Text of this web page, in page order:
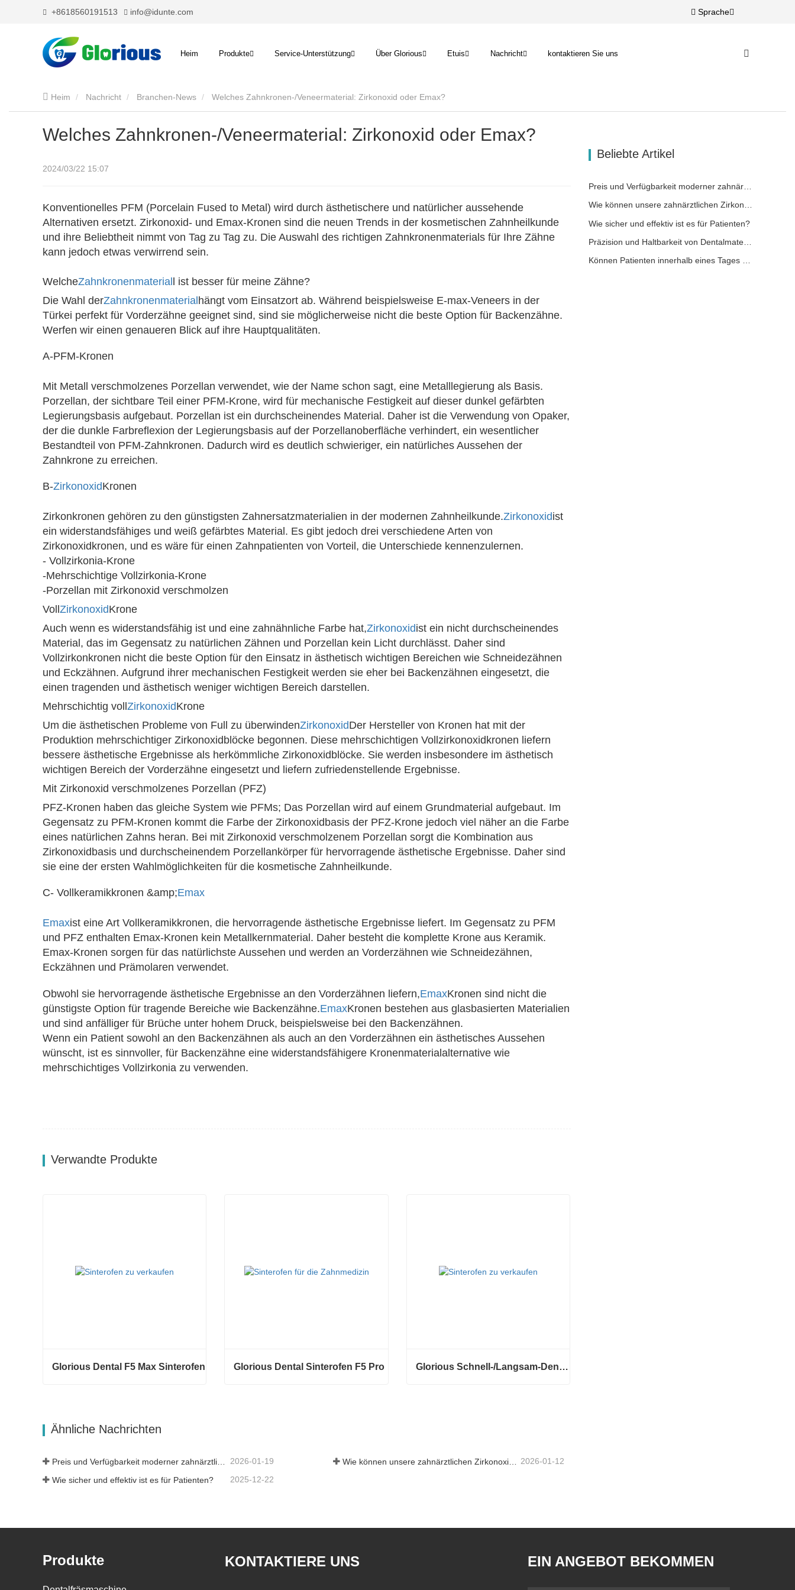
+8618560191513 info@idunte.com Sprache
Heim Produkte Service-Unterstützung Über Glorious Etuis Nachricht kontaktieren Sie uns
Heim Nachricht Branchen-News Welches Zahnkronen-/Veneermaterial: Zirkonoxid oder Emax?
Welches Zahnkronen-/Veneermaterial: Zirkonoxid oder Emax?
2024/03/22 15:07
Konventionelles PFM (Porcelain Fused to Metal) wird durch ästhetischere und natürlicher aussehende
Alternativen ersetzt. Zirkonoxid- und Emax-Kronen sind die neuen Trends in der kosmetischen Zahnheilkunde
und ihre Beliebtheit nimmt von Tag zu Tag zu. Die Auswahl des richtigen Zahnkronenmaterials für Ihre Zähne
kann jedoch etwas verwirrend sein.
WelcheZahnkronenmateriall ist besser für meine Zähne?
Die Wahl derZahnkronenmaterialhängt vom Einsatzort ab. Während beispielsweise E-max-Veneers in der
Türkei perfekt für Vorderzähne geeignet sind, sind sie möglicherweise nicht die beste Option für Backenzähne.
Werfen wir einen genaueren Blick auf ihre Hauptqualitäten.
A-PFM-Kronen
Mit Metall verschmolzenes Porzellan verwendet, wie der Name schon sagt, eine Metalllegierung als Basis.
Porzellan, der sichtbare Teil einer PFM-Krone, wird für mechanische Festigkeit auf dieser dunkel gefärbten
Legierungsbasis aufgebaut. Porzellan ist ein durchscheinendes Material. Daher ist die Verwendung von Opaker,
der die dunkle Farbreflexion der Legierungsbasis auf der Porzellanoberfläche verhindert, ein wesentlicher
Bestandteil von PFM-Zahnkronen. Dadurch wird es deutlich schwieriger, ein natürliches Aussehen der
Zahnkrone zu erreichen.
B-ZirkonoxidKronen
Zirkonkronen gehören zu den günstigsten Zahnersatzmaterialien in der modernen Zahnheilkunde.Zirkonoxidist
ein widerstandsfähiges und weiß gefärbtes Material. Es gibt jedoch drei verschiedene Arten von
Zirkonoxidkronen, und es wäre für einen Zahnpatienten von Vorteil, die Unterschiede kennenzulernen.
- Vollzirkonia-Krone
-Mehrschichtige Vollzirkonia-Krone
-Porzellan mit Zirkonoxid verschmolzen
VollZirkonoxidKrone
Auch wenn es widerstandsfähig ist und eine zahnähnliche Farbe hat,Zirkonoxidist ein nicht durchscheinendes
Material, das im Gegensatz zu natürlichen Zähnen und Porzellan kein Licht durchlässt. Daher sind
Vollzirkonkronen nicht die beste Option für den Einsatz in ästhetisch wichtigen Bereichen wie Schneidezähnen
und Eckzähnen. Aufgrund ihrer mechanischen Festigkeit werden sie eher bei Backenzähnen eingesetzt, die
einen tragenden und ästhetisch weniger wichtigen Bereich darstellen.
Mehrschichtig vollZirkonoxidKrone
Um die ästhetischen Probleme von Full zu überwindenZirkonoxidDer Hersteller von Kronen hat mit der
Produktion mehrschichtiger Zirkonoxidblöcke begonnen. Diese mehrschichtigen Vollzirkonoxidkronen liefern
bessere ästhetische Ergebnisse als herkömmliche Zirkonoxidblöcke. Sie werden insbesondere im ästhetisch
wichtigen Bereich der Vorderzähne eingesetzt und liefern zufriedenstellende Ergebnisse.
Mit Zirkonoxid verschmolzenes Porzellan (PFZ)
PFZ-Kronen haben das gleiche System wie PFMs; Das Porzellan wird auf einem Grundmaterial aufgebaut. Im
Gegensatz zu PFM-Kronen kommt die Farbe der Zirkonoxidbasis der PFZ-Krone jedoch viel näher an die Farbe
eines natürlichen Zahns heran. Bei mit Zirkonoxid verschmolzenem Porzellan sorgt die Kombination aus
Zirkonoxidbasis und durchscheinendem Porzellankörper für hervorragende ästhetische Ergebnisse. Daher sind
sie eine der ersten Wahlmöglichkeiten für die kosmetische Zahnheilkunde.
C- Vollkeramikkronen &amp;Emax
Emaxist eine Art Vollkeramikkronen, die hervorragende ästhetische Ergebnisse liefert. Im Gegensatz zu PFM
und PFZ enthalten Emax-Kronen kein Metallkernmaterial. Daher besteht die komplette Krone aus Keramik.
Emax-Kronen sorgen für das natürlichste Aussehen und werden an Vorderzähnen wie Schneidezähnen,
Eckzähnen und Prämolaren verwendet.
Obwohl sie hervorragende ästhetische Ergebnisse an den Vorderzähnen liefern,EmaxKronen sind nicht die
günstigste Option für tragende Bereiche wie Backenzähne.EmaxKronen bestehen aus glasbasierten Materialien
und sind anfälliger für Brüche unter hohem Druck, beispielsweise bei den Backenzähnen.
Wenn ein Patient sowohl an den Backenzähnen als auch an den Vorderzähnen ein ästhetisches Aussehen
wünscht, ist es sinnvoller, für Backenzähne eine widerstandsfähigere Kronenmaterialalternative wie
mehrschichtiges Vollzirkonia zu verwenden.
Verwandte Produkte
Glorious Dental F5 Max Sinterofen Glorious Dental Sinterofen F5 Pro Glorious Schnell-/Langsam-Dental-Sinterofen
Ähnliche Nachrichten
2026-01-19 Wie können unsere zahnärztlichen Zirkonoxid-Werkstoffe zu Ihrem Erfolg beitragen? 2026-01-12
Wie sicher und effektiv ist es für Patienten? 2025-12-22
Beliebte Artikel
Preis und Verfügbarkeit moderner zahnärztlicher Lösungen
Wie können unsere zahnärztlichen Zirkonoxid-Werkstoffe zu Ihrem Erfolg beitragen?
Wie sicher und effektiv ist es für Patienten?
Präzision und Haltbarkeit von Dentalmaterialien
Können Patienten innerhalb eines Tages wieder lächeln?
Produkte KONTAKTIERE UNS EIN ANGEBOT BEKOMMEN